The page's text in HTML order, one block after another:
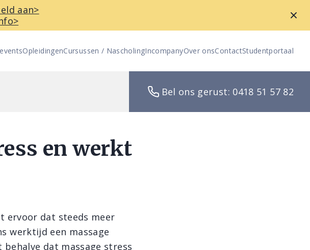
aan>
OpleidingenCursussen / NascholingIncompanyOver onsContactStudentportaal
Bel ons gerust: 0418 51 57 82
en werkt
ervoor dat steeds meer
werktijd een massage
dat massage stress